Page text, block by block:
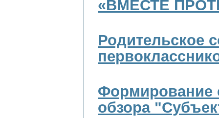
«ВМЕСТЕ
Родительское
Формирование
обзора